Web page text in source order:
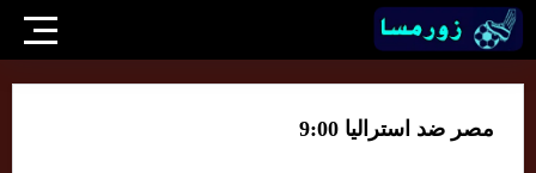
مصر ضد استراليا 9:00